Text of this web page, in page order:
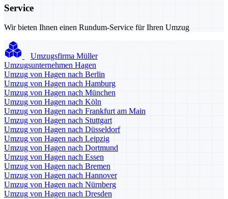
Service
Wir bieten Ihnen einen Rundum-Service für Ihren Umzug
Umzugsfirma Müller
Umzugsunternehmen Hagen
Umzug von Hagen nach Berlin
Umzug von Hagen nach Hamburg
Umzug von Hagen nach München
Umzug von Hagen nach Köln
Umzug von Hagen nach Frankfurt am Main
Umzug von Hagen nach Stuttgart
Umzug von Hagen nach Düsseldorf
Umzug von Hagen nach Leipzig
Umzug von Hagen nach Dortmund
Umzug von Hagen nach Essen
Umzug von Hagen nach Bremen
Umzug von Hagen nach Hannover
Umzug von Hagen nach Nürnberg
Umzug von Hagen nach Dresden